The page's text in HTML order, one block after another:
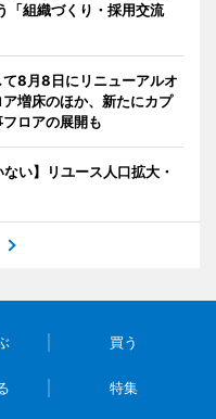
「組織づくり・採用交流
8月8日にリニューアルオ
増床のほか、新たにカプ
ロアの展開も
い】リユース人口拡大・
買う
特集